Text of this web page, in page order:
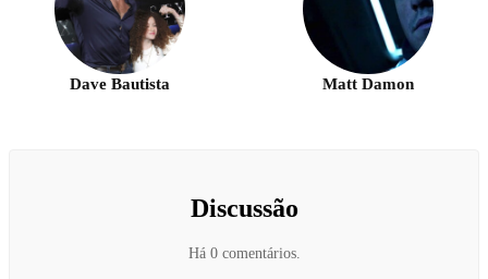
Dave Bautista Matt Damon
Discussão
Há 0 comentários.